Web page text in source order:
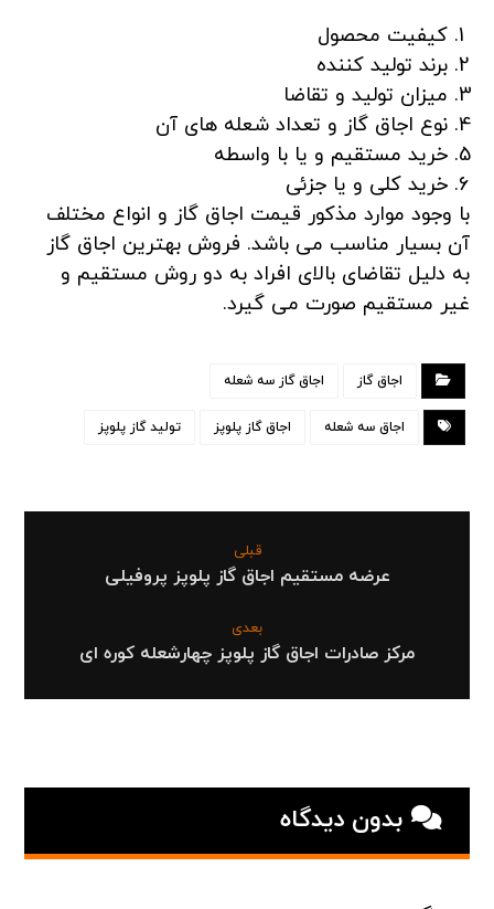
کیفیت محصول
برند تولید کننده
میزان تولید و تقاضا
نوع اجاق گاز و تعداد شعله های آن
خرید مستقیم و یا با واسطه
خرید کلی و یا جزئی
با وجود موارد مذکور قیمت اجاق گاز و انواع مختلف
آن بسیار مناسب می باشد. فروش بهترین اجاق گاز
به دلیل تقاضای بالای افراد به دو روش مستقیم و
غیر مستقیم صورت می گیرد.
اجاق گاز اجاق گاز سه شعله
اجاق سه شعله اجاق گاز پلوپز تولید گاز پلوپز
قبلی
عرضه مستقیم اجاق گاز پلوپز پروفیلی
بعدی
مرکز صادرات اجاق گاز پلوپز چهارشعله کوره ای
بدون دیدگاه